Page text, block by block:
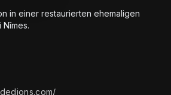
in einer restaurierten ehemaligen